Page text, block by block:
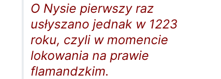
O Nysie pierwszy raz
usłyszano jednak w 1223
roku, czyli w momencie
lokowania na prawie
flamandzkim.